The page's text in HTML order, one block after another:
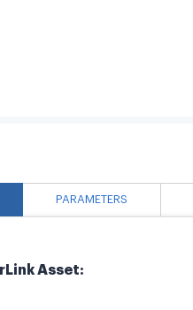
PARAMETERS
Asset: